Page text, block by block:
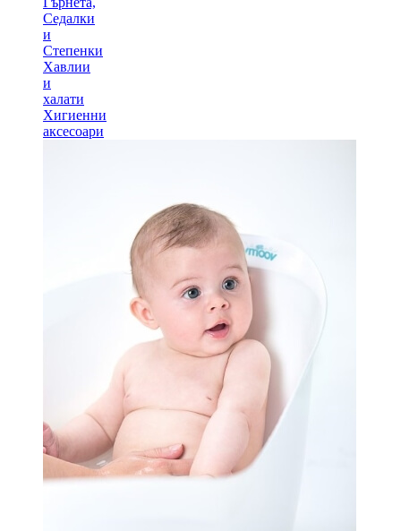
Седалки
и
Степенки
Хавлии
и
халати
Хигиенни
аксесоари